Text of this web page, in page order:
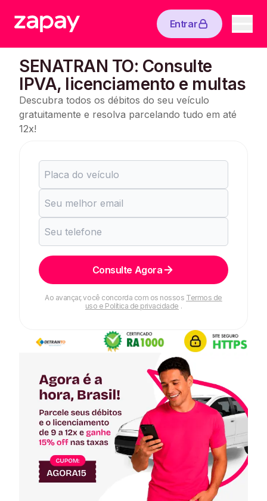
Entrar
SENATRAN TO: Consulte
IPVA, licenciamento e multas
Descubra todos os débitos do seu veículo
gratuitamente e resolva parcelando tudo em até
12x!
Consulte Agora
Ao avançar, você concorda com os nossos Termos de
uso e Política de privacidade .